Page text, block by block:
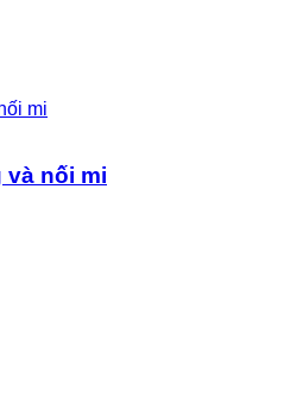
và nối mi